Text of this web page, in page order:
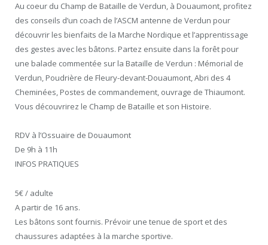
Au coeur du Champ de Bataille de Verdun, à Douaumont, profitez
des conseils d’un coach de l’ASCM antenne de Verdun pour
découvrir les bienfaits de la Marche Nordique et l’apprentissage
des gestes avec les bâtons. Partez ensuite dans la forêt pour
une balade commentée sur la Bataille de Verdun : Mémorial de
Verdun, Poudrière de Fleury-devant-Douaumont, Abri des 4
Cheminées, Postes de commandement, ouvrage de Thiaumont.
Vous découvrirez le Champ de Bataille et son Histoire.
RDV à l’Ossuaire de Douaumont
De 9h à 11h
INFOS PRATIQUES
5€ / adulte
A partir de 16 ans.
Les bâtons sont fournis. Prévoir une tenue de sport et des
chaussures adaptées à la marche sportive.